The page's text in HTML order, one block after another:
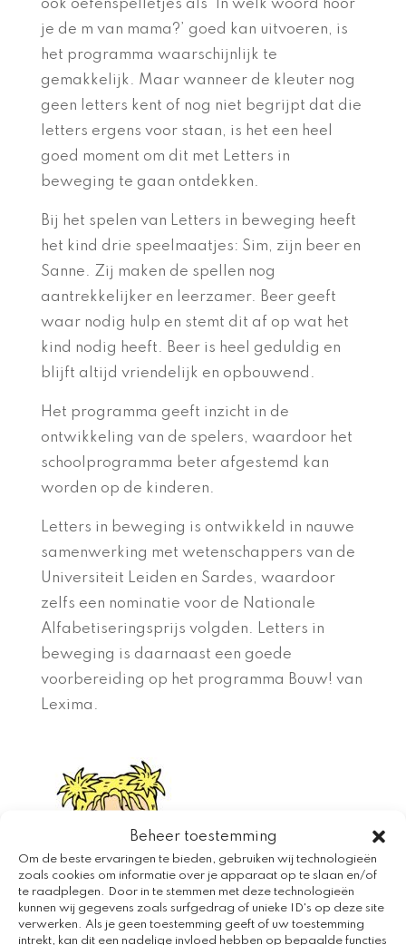
Beheer toestemming
Om de beste ervaringen te bieden, gebruiken wij technologieën
zoals cookies om informatie over je apparaat op te slaan en/of
te raadplegen. Door in te stemmen met deze technologieën
kunnen wij gegevens zoals surfgedrag of unieke ID's op deze site
verwerken. Als je geen toestemming geeft of uw toestemming
intrekt, kan dit een nadelige invloed hebben op bepaalde functies
ook oefenspelletjes als ‘In welk woord hoor
je de m van mama?’ goed kan uitvoeren, is
het programma waarschijnlijk te
gemakkelijk. Maar wanneer de kleuter nog
geen letters kent of nog niet begrijpt dat die
letters ergens voor staan, is het een heel
goed moment om dit met Letters in
beweging te gaan ontdekken.
Bij het spelen van Letters in beweging heeft
het kind drie speelmaatjes: Sim, zijn beer en
Sanne. Zij maken de spellen nog
aantrekkelijker en leerzamer. Beer geeft
waar nodig hulp en stemt dit af op wat het
kind nodig heeft. Beer is heel geduldig en
blijft altijd vriendelijk en opbouwend.
Het programma geeft inzicht in de
ontwikkeling van de spelers, waardoor het
schoolprogramma beter afgestemd kan
worden op de kinderen.
Letters in beweging is ontwikkeld in nauwe
samenwerking met wetenschappers van de
Universiteit Leiden en Sardes, waardoor
zelfs een nominatie voor de Nationale
Alfabetiseringsprijs volgden. Letters in
beweging is daarnaast een goede
voorbereiding op het programma Bouw! van
Lexima.